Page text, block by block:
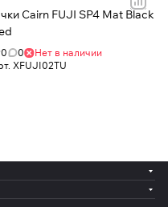
Cairn FUJI SP4 Mat Black
0 0
Нет в наличии
XFUJI02TU